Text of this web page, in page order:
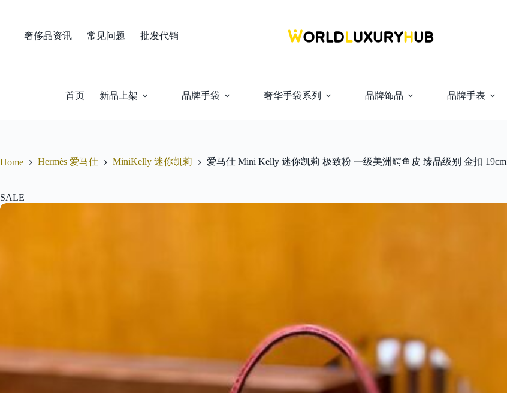
奢侈品资讯
常见问题 批发代销
首页 新品上架 品牌手袋 奢华手袋系列 品牌饰品 品牌手表
Home Hermès 爱马仕 MiniKelly 迷你凯莉 爱马仕 Mini Kelly 迷你凯莉 极致粉 一级美洲鳄鱼皮 臻品级别 金扣 19cm
SALE